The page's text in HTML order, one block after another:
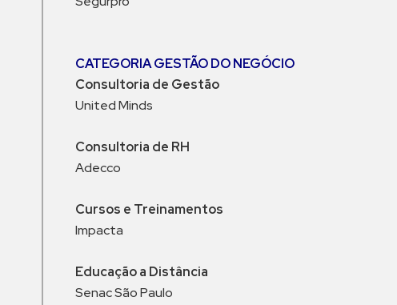
CATEGORIA GESTÃO DO NEGÓCIO
Consultoria de Gestão
United Minds
Consultoria de RH
Adecco
Cursos e Treinamentos
Impacta
Educação a Distância
Senac São Paulo